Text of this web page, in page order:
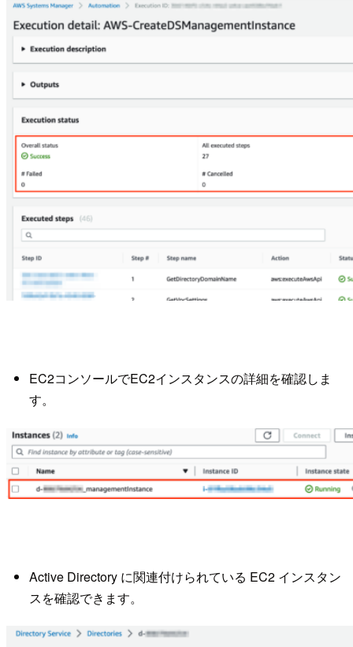
EC2コンソールでEC2インスタンスの詳細を確認しま
す。
Active Directory に関連付けられている EC2 インスタン
スを確認できます。